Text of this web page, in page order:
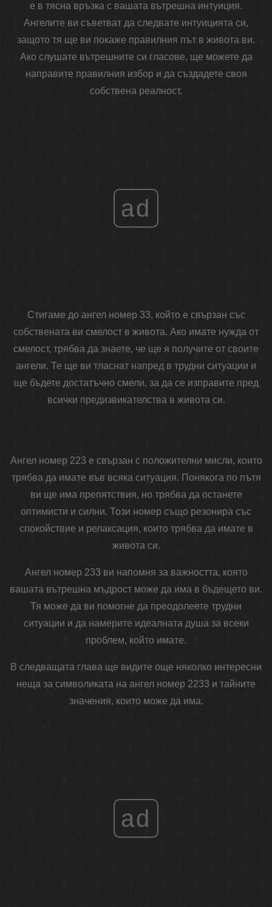
е в тясна връзка с вашата вътрешна интуиция.
Ангелите ви съветват да следвате интуицията си,
защото тя ще ви покаже правилния път в живота ви.
Ако слушате вътрешните си гласове, ще можете да
направите правилния избор и да създадете своя
собствена реалност.
ad
Стигаме до ангел номер 33, който е свързан със
собствената ви смелост в живота. Ако имате нужда от
смелост, трябва да знаете, че ще я получите от своите
ангели. Те ще ви тласнат напред в трудни ситуации и
ще бъдете достатъчно смели, за да се изправите пред
всички предизвикателства в живота си.
Ангел номер 223 е свързан с положителни мисли, които
трябва да имате във всяка ситуация. Понякога по пътя
ви ще има препятствия, но трябва да останете
оптимисти и силни. Този номер също резонира със
спокойствие и релаксация, които трябва да имате в
живота си.
Ангел номер 233 ви напомня за важността, която
вашата вътрешна мъдрост може да има в бъдещето ви.
Тя може да ви помогне да преодолеете трудни
ситуации и да намерите идеалната душа за всеки
проблем, който имате.
В следващата глава ще видите още няколко интересни
неща за символиката на ангел номер 2233 и тайните
значения, които може да има.
ad